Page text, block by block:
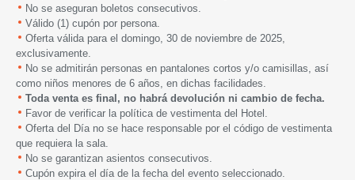
No se aseguran boletos consecutivos.
Válido (1) cupón por persona.
Oferta válida para el domingo, 30 de noviembre de 2025,
exclusivamente.
No se admitirán personas en pantalones cortos y/o camisillas, así
como niños menores de 6 años, en dichas facilidades.
Toda venta es final, no habrá devolución ni cambio de fecha.
Favor de verificar la política de vestimenta del Hotel.
Oferta del Día no se hace responsable por el código de vestimenta
que requiera la sala.
No se garantizan asientos consecutivos.
Cupón expira el día de la fecha del evento seleccionado.